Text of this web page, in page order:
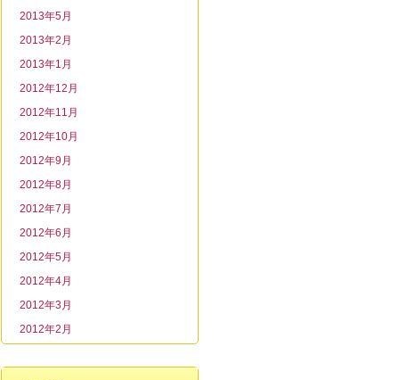
2013年5月
2013年2月
2013年1月
2012年12月
2012年11月
2012年10月
2012年9月
2012年8月
2012年7月
2012年6月
2012年5月
2012年4月
2012年3月
2012年2月